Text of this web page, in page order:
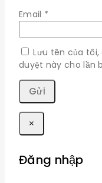
Email *
Lưu tên của
duyệt này cho lần
×
Đăng nhập